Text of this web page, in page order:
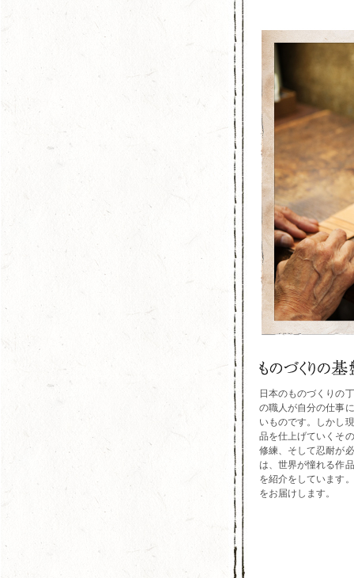
日本のものづくりの
の職人が自分の仕事
いものです。しかし
品を仕上げていくそ
修練、そして忍耐が
は、世界が憧れる作
を紹介をしています
をお届けします。